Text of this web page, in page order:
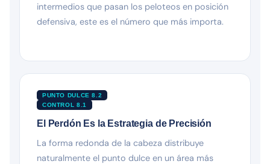
intermedios que pasan los peloteos en posición
defensiva, este es el número que más importa.
PUNTO DULCE 8.2
CONTROL 8.1
El Perdón Es la Estrategia de Precisión
La forma redonda de la cabeza distribuye
naturalmente el punto dulce en un área más